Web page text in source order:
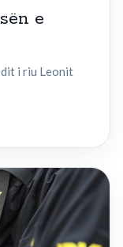
e
i riu Leonit